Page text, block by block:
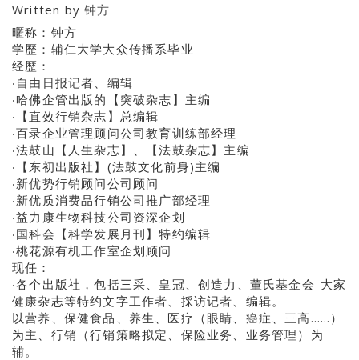
Written by钟方
暱称：钟方
学歷：辅仁大学大众传播系毕业
经歷：
‧自由日报记者、编辑
‧哈佛企管出版的【突破杂志】主编
‧【直效行销杂志】总编辑
‧百录企业管理顾问公司教育训练部经理
‧法鼓山【人生杂志】、【法鼓杂志】主编
‧【东初出版社】(法鼓文化前身)主编
‧新优势行销顾问公司顾问
‧新优质消费品行销公司推广部经理
‧益力康生物科技公司资深企划
‧国科会【科学发展月刊】特约编辑
‧桃花源有机工作室企划顾问
现任：
‧各个出版社，包括三采、皇冠、创造力、董氏基金会-大家
健康杂志等特约文字工作者、採访记者、编辑。
以营养、保健食品、养生、医疗（眼睛、癌症、三高……）
为主、行销（行销策略拟定、保险业务、业务管理）为
辅。